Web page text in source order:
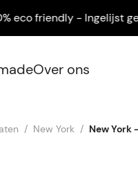
friendly - Ingelijst
Over ons
New York New York